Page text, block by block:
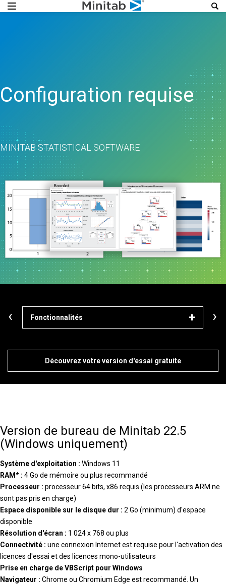
Configuration requise
MINITAB STATISTICAL SOFTWARE
Fonctionnalités
‹ ›
Découvrez votre version d'essai gratuite
Version de bureau de Minitab 22.5
(Windows uniquement)
Système d'exploitation : Windows 11
RAM* : 4 Go de mémoire ou plus recommandé
Processeur : processeur 64 bits, x86 requis (les processeurs ARM ne
sont pas pris en charge)
Espace disponible sur le disque dur : 2 Go (minimum) d'espace
disponible
Résolution d'écran : 1 024 x 768 ou plus
Connectivité : une connexion Internet est requise pour l'activation des
licences d'essai et des licences mono-utilisateurs
Prise en charge de VBScript pour Windows
Navigateur : Chrome ou Chromium Edge est recommandé. Un